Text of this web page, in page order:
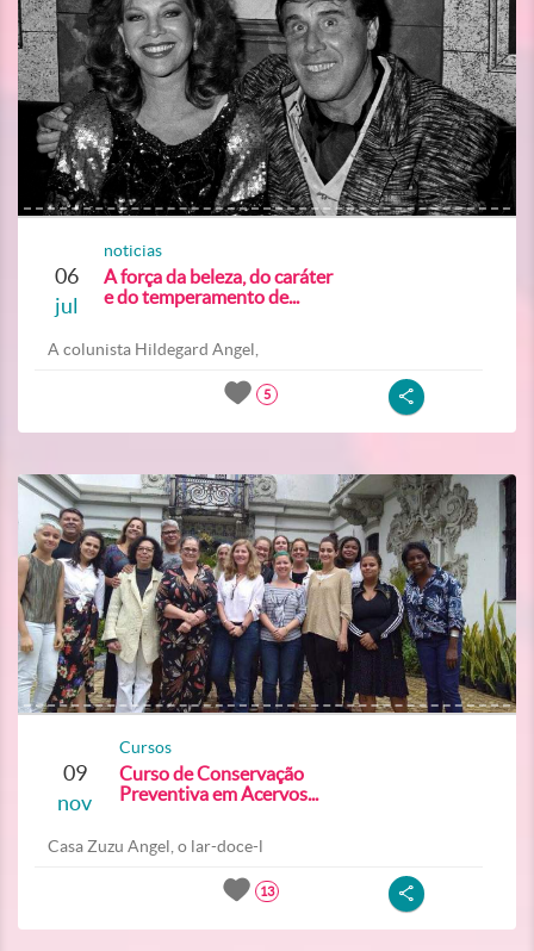
06
jul
noticias
A força da beleza, do caráter
e do temperamento de...
A colunista Hildegard Angel,
5
09
nov
Cursos
Curso de Conservação
Preventiva em Acervos...
Casa Zuzu Angel, o lar-doce-l
13